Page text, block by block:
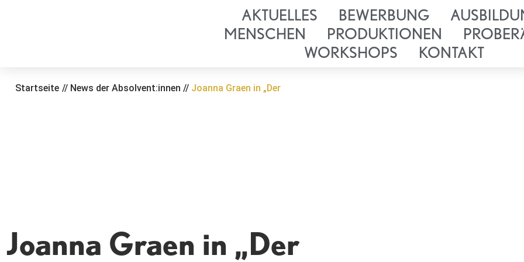
AKTUELLES BEWERBUNG
MENSCHEN
PRODUKTIONEN
WORKSHOPS
KONTAKT
Startseite // News der Absolvent:innen // Joanna Graen in „Der
Joanna Graen in „Der